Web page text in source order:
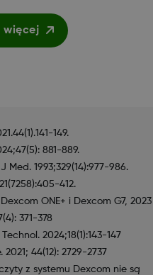
więcej
149.
881-889.
Med. 1993;329(14):977-986.
412.
ONE+ i Dexcom G7, 2023
371-378
2024;18(1):143-147
44(12): 2729-2737
z systemu Dexcom nie są